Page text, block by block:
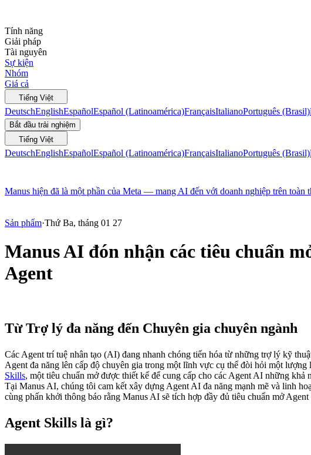
Tính năng
Giải pháp
Tài nguyên
Sự kiện
Nhóm
Giá cả
Tiếng Việt
DeutschEnglishEspañolEspañol (Latinoamérica)FrançaisItalianoPortuguês (Brasil)
Bắt đầu trải nghiệm
Tiếng Việt
DeutschEnglishEspañolEspañol (Latinoamérica)FrançaisItalianoPortuguês (Brasil)
Manus hiện đã là một phần của Meta — mang AI đến với doanh nghiệp trên toàn
Sản phẩm·Thứ Ba, tháng 01 27
Manus AI đón nhận các tiêu chuẩn
Agent
Từ Trợ lý đa năng đến Chuyên gia chuyên ngành
Các Agent trí tuệ nhân tạo (AI) đang nhanh chóng tiến hóa từ những trợ lý kỹ
Agent đa năng lên cấp độ chuyên gia trong một lĩnh vực cụ thể đòi hỏi một
Skills, một tiêu chuẩn mở được thiết kế để cung cấp cho các Agent AI những khả
Tại Manus AI, chúng tôi cam kết xây dựng Agent AI đa năng mạnh mẽ và linh
cùng phấn khởi thông báo rằng Manus AI sẽ tích hợp đầy đủ tiêu chuẩn mở
Agent Skills là gì?